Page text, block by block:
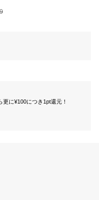
に¥100につき1pt還元！